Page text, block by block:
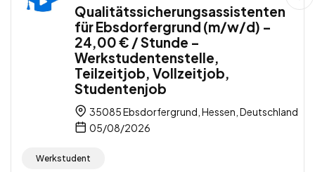
Qualitätssicherungsassistenten
für Ebsdorfergrund (m/w/d) –
24,00 € / Stunde –
Werkstudentenstelle,
Teilzeitjob, Vollzeitjob,
Studentenjob
35085 Ebsdorfergrund, Hessen, Deutschland
05/08/2026
Werkstudent